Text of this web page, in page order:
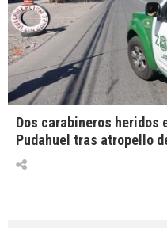
Dos carabineros heridos
Pudahuel tras atropello